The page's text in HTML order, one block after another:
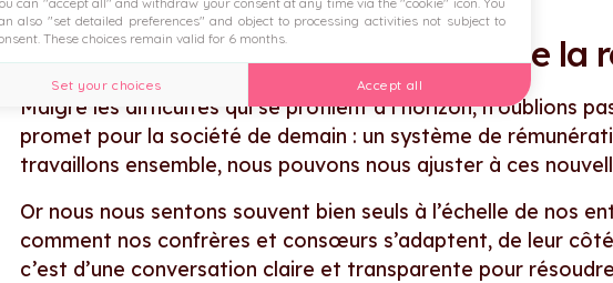
Lancer la conversation autour de la
Malgré les difficultés qui se profilent à l’horizon, n’oublions
promet pour la société de demain : un système de
travaillons ensemble, nous pouvons nous ajuster à ces
Or nous nous sentons souvent bien seuls à l’échelle de nos
comment nos confrères et consœurs s’adaptent, de leur
c’est d’une conversation claire et transparente pour
also "set detailed preferences" and object to processing activities not subject to
These choices remain valid for 6 months.
Set your choices Accept all